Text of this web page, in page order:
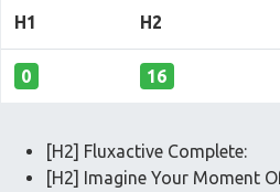
H1 H2
0 16
[H2] Fluxactive Complete:
[H2] Imagine Your Moment